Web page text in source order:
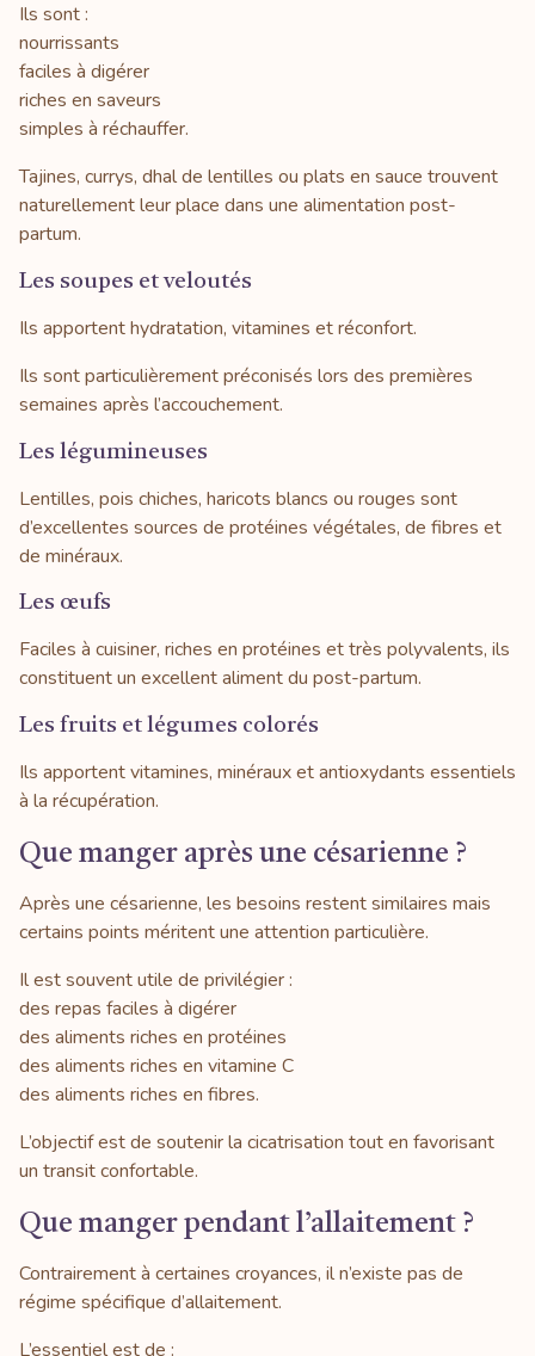
Ils sont :
nourrissants
faciles à digérer
riches en saveurs
simples à réchauffer.
Tajines, currys, dhal de lentilles ou plats en sauce trouvent
naturellement leur place dans une alimentation post-
partum.
Les soupes et veloutés
Ils apportent hydratation, vitamines et réconfort.
Ils sont particulièrement préconisés lors des premières
semaines après l’accouchement.
Les légumineuses
Lentilles, pois chiches, haricots blancs ou rouges sont
d’excellentes sources de protéines végétales, de fibres et
de minéraux.
Les œufs
Faciles à cuisiner, riches en protéines et très polyvalents, ils
constituent un excellent aliment du post-partum.
Les fruits et légumes colorés
Ils apportent vitamines, minéraux et antioxydants essentiels
à la récupération.
Que manger après une césarienne ?
Après une césarienne, les besoins restent similaires mais
certains points méritent une attention particulière.
Il est souvent utile de privilégier :
des repas faciles à digérer
des aliments riches en protéines
des aliments riches en vitamine C
des aliments riches en fibres.
L’objectif est de soutenir la cicatrisation tout en favorisant
un transit confortable.
Que manger pendant l’allaitement ?
Contrairement à certaines croyances, il n’existe pas de
régime spécifique d’allaitement.
L’essentiel est de :